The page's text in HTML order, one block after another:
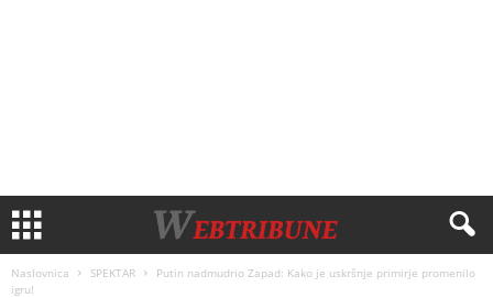
Naslovnica SPEKTAR
Putin nadmudrio Zapad: Kako je uskršnje primirje promenilo
igru!